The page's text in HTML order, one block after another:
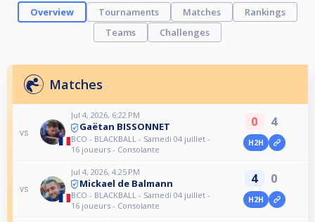
Overview Tournaments Matches
Rankings
Teams
Challenges
Matches
vs
Jul 4, 2026, 6:22 PM
Gaëtan BISSONNET
BCO - BLACKBALL - Samedi 04 juillet -
16 joueurs - Consolante
0 4
H2H
vs
Jul 4, 2026, 4:25 PM
Mickael de Balmann
BCO - BLACKBALL - Samedi 04 juillet -
16 joueurs - Consolante
4 0
H2H